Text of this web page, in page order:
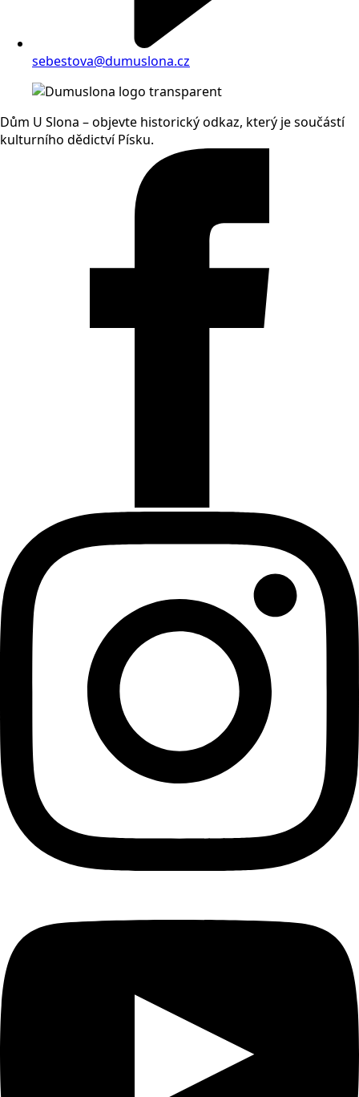
sebestova@dumuslona.cz
Dům U Slona – objevte historický odkaz, který je součástí
kulturního dědictví Písku.